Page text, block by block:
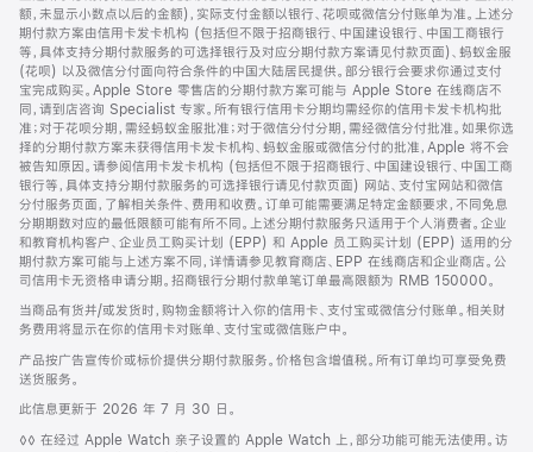
额，未显示小数点以后的金额)，实际支付金额以银行、花呗或微信分付账单为准。上述分
期付款方案由信用卡发卡机构 (包括但不限于招商银行、中国建设银行、中国工商银行
等，具体支持分期付款服务的可选择银行及对应分期付款方案请见付款页面)、蚂蚁金服
(花呗) 以及微信分付面向符合条件的中国大陆居民提供。部分银行会要求你通过支付
宝完成购买。Apple Store 零售店的分期付款方案可能与 Apple Store 在线商店不
同，请到店咨询 Specialist 专家。所有银行信用卡分期均需经你的信用卡发卡机构批
准；对于花呗分期，需经蚂蚁金服批准；对于微信分付分期，需经微信分付批准。如果你选
择的分期付款方案未获得信用卡发卡机构、蚂蚁金服或微信分付的批准，Apple 将不会
被告知原因。请参阅信用卡发卡机构 (包括但不限于招商银行、中国建设银行、中国工商
银行等，具体支持分期付款服务的可选择银行请见付款页面) 网站、支付宝网站和微信
分付服务页面，了解相关条件、费用和收费。订单可能需要满足特定金额要求，不同免息
分期期数对应的最低限额可能有所不同。上述分期付款服务只适用于个人消费者。企业
和教育机构客户、企业员工购买计划 (EPP) 和 Apple 员工购买计划 (EPP) 适用的分
期付款方案可能与上述方案不同，详情请参见教育商店、EPP 在线商店和企业商店。公
司信用卡无资格申请分期。招商银行分期付款单笔订单最高限额为 RMB 150000。
当商品有货并/或发货时，购物金额将计入你的信用卡、支付宝或微信分付账单。相关财
务费用将显示在你的信用卡对账单、支付宝或微信账户中。
产品按广告宣传价或标价提供分期付款服务。价格包含增值税。所有订单均可享受免费
送货服务。
此信息更新于 2026 年 7 月 30 日。
脚
◊◊ 在经过 Apple Watch 亲子设置的 Apple Watch 上，部分功能可能无法使用。访